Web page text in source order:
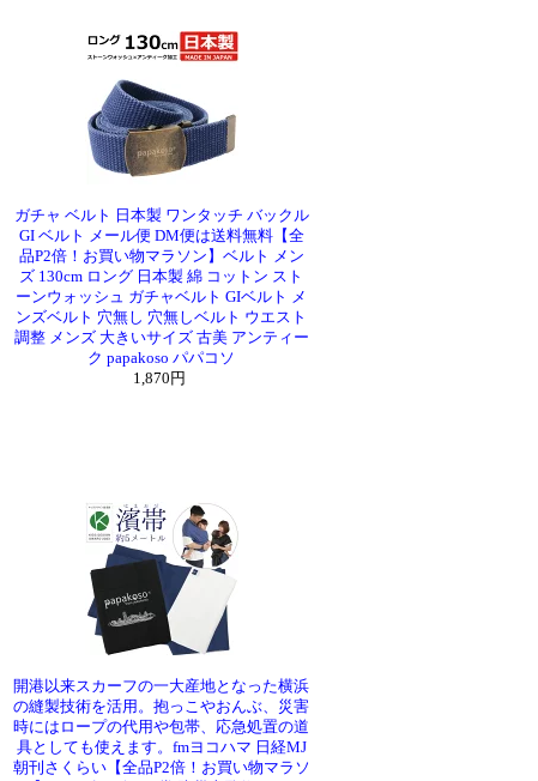
ガチャ ベルト 日本製 ワンタッチ バックル
GI ベルト メール便 DM便は送料無料【全
品P2倍！お買い物マラソン】ベルト メン
ズ 130cm ロング 日本製 綿 コットン スト
ーンウォッシュ ガチャベルト GIベルト メ
ンズベルト 穴無し 穴無しベルト ウエスト
調整 メンズ 大きいサイズ 古美 アンティー
ク papakoso パパコソ
1,870円
開港以来スカーフの一大産地となった横浜
の縫製技術を活用。抱っこやおんぶ、災害
時にはロープの代用や包帯、応急処置の道
具としても使えます。fmヨコハマ 日経MJ
朝刊さくらい【全品P2倍！お買い物マラソ